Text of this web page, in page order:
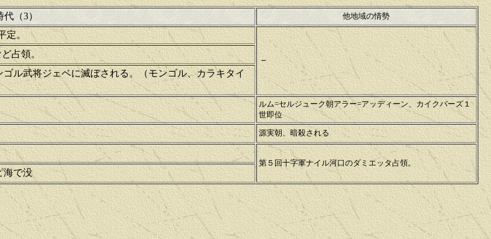
（3） 他地域の情勢
定。
－
占領。
ル武将ジェベに滅ぼされる。（モンゴル、カラキタイ
ルム=セルジューク朝アラー=アッディーン、カイクバーズ１
世即位
源実朝、暗殺される
第５回十字軍ナイル河口のダミエッタ占領。
海で没